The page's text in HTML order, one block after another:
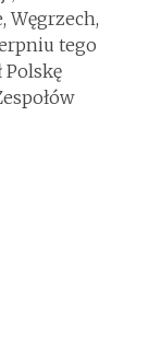
Węgrzech,
tego
Polskę